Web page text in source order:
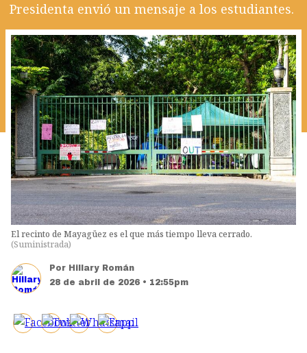
Presidenta envió un mensaje a los estudiantes.
El recinto de Mayagüez es el que más tiempo lleva cerrado.
(Suministrada)
Por Hillary Román
28 de abril de 2026 • 12:55pm